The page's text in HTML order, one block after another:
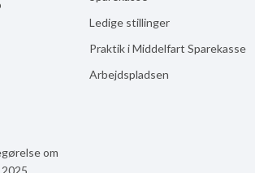
om
Ledige stillinger
Praktik i Middelfart Sparekasse
Arbejdspladsen